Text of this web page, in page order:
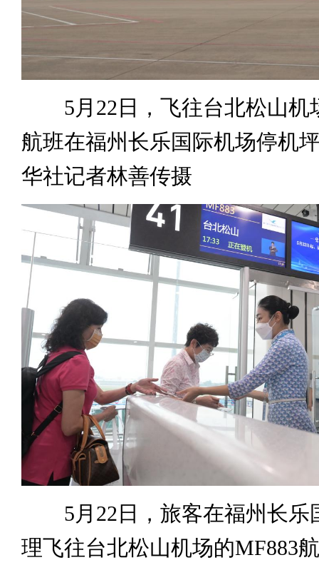
5月22日，飞往台北松山机
航班在福州长乐国际机场停机
华社记者林善传摄
5月22日，旅客在福州长乐
理飞往台北松山机场的MF883